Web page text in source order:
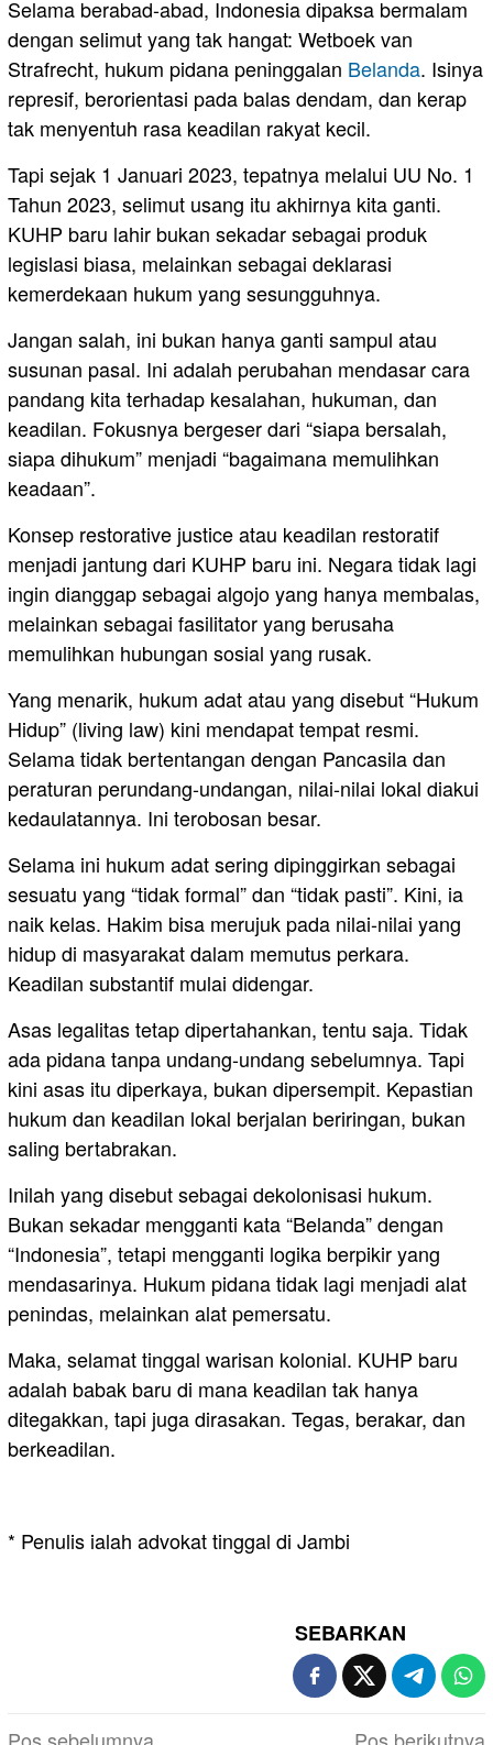
Selama berabad-abad, Indonesia dipaksa bermalam
dengan selimut yang tak hangat: Wetboek van
Strafrecht, hukum pidana peninggalan Belanda. Isinya
represif, berorientasi pada balas dendam, dan kerap
tak menyentuh rasa keadilan rakyat kecil.
Tapi sejak 1 Januari 2023, tepatnya melalui UU No. 1
Tahun 2023, selimut usang itu akhirnya kita ganti.
KUHP baru lahir bukan sekadar sebagai produk
legislasi biasa, melainkan sebagai deklarasi
kemerdekaan hukum yang sesungguhnya.
Jangan salah, ini bukan hanya ganti sampul atau
susunan pasal. Ini adalah perubahan mendasar cara
pandang kita terhadap kesalahan, hukuman, dan
keadilan. Fokusnya bergeser dari “siapa bersalah,
siapa dihukum” menjadi “bagaimana memulihkan
keadaan”.
Konsep restorative justice atau keadilan restoratif
menjadi jantung dari KUHP baru ini. Negara tidak lagi
ingin dianggap sebagai algojo yang hanya membalas,
melainkan sebagai fasilitator yang berusaha
memulihkan hubungan sosial yang rusak.
Yang menarik, hukum adat atau yang disebut “Hukum
Hidup” (living law) kini mendapat tempat resmi.
Selama tidak bertentangan dengan Pancasila dan
peraturan perundang-undangan, nilai-nilai lokal diakui
kedaulatannya. Ini terobosan besar.
Selama ini hukum adat sering dipinggirkan sebagai
sesuatu yang “tidak formal” dan “tidak pasti”. Kini, ia
naik kelas. Hakim bisa merujuk pada nilai-nilai yang
hidup di masyarakat dalam memutus perkara.
Keadilan substantif mulai didengar.
Asas legalitas tetap dipertahankan, tentu saja. Tidak
ada pidana tanpa undang-undang sebelumnya. Tapi
kini asas itu diperkaya, bukan dipersempit. Kepastian
hukum dan keadilan lokal berjalan beriringan, bukan
saling bertabrakan.
Inilah yang disebut sebagai dekolonisasi hukum.
Bukan sekadar mengganti kata “Belanda” dengan
“Indonesia”, tetapi mengganti logika berpikir yang
mendasarinya. Hukum pidana tidak lagi menjadi alat
penindas, melainkan alat pemersatu.
Maka, selamat tinggal warisan kolonial. KUHP baru
adalah babak baru di mana keadilan tak hanya
ditegakkan, tapi juga dirasakan. Tegas, berakar, dan
berkeadilan.
* Penulis ialah advokat tinggal di Jambi
SEBARKAN